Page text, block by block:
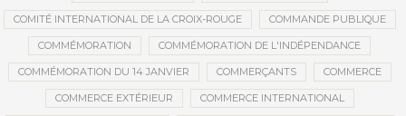
COMITÉ INTERNATIONAL DE LA CROIX-ROUGE COMMANDE PUBLIQUE
COMMÉMORATION COMMÉMORATION DE L'INDÉPENDANCE
COMMÉMORATION DU 14 JANVIER COMMERÇANTS COMMERCE
COMMERCE EXTÉRIEUR COMMERCE INTERNATIONAL